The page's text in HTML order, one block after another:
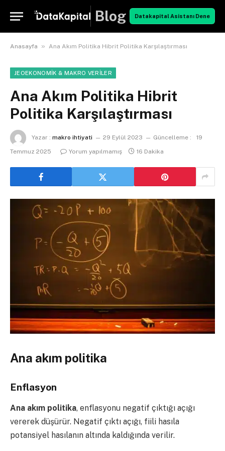
Blog Datakapital Asistanı Dene
Anasayfa » Ana Akım Politika Hibrit Politika Karşılaştırması
JEOEKONOMIK & MAKRO VERILER
Ana Akım Politika Hibrit
Politika Karşılaştırması
Yazar : makro ihtiyati 29 Eylül 2023 Güncelleme :
19
Temmuz 2025
Yorum yapılmamış 16 Dakika
Ana akım politika
Enflasyon
Ana akım politika, enflasyonu negatif çıktığı açığı
vererek düşürür. Negatif çıktı açığı, fiili hasıla
potansiyel hasılanın altında kaldığında verilir.